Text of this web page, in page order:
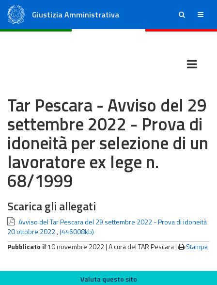
Giustizia Amministrativa ricerca menu
Tar Pescara - Avviso del 29
settembre 2022 - Prova di
idoneità per selezione di un
lavoratore ex lege n.
68/1999
Scarica gli allegati
Avviso del Tar Pescara del 29 settembre 2022 - Prova di idoneità
20 ottobre 2022,(446008kb)
Pubblicato il 10 novembre 2022 |A cura del TAR Pescara| Stampa
Valuta questo sito
Valuta questo sito